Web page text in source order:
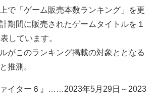
で「ゲーム販売本数ランキング」を更
期間に販売されたゲームタイトルを１
しています。
がこのランキング掲載の対象ととなる
推測。
イター６』……2023年5月29日～2023